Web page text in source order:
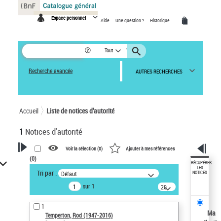
Espace personnel Aide Une question ? Historique
Tout
Recherche avancée AUTRES RECHERCHES
Accueil Liste de notices d’autorité
1 Notices d'autorité
VOTRE RECHERCHE
Recherche avancée dans les
notices d’autorité
Œuvres liées à l'auteur :
Temperton, Rod (1947-2016)
Voir la sélection (0) Ajouter à mes références
(0)
Tri par : Défaut
sur 1
20
résultats/page
1
Temperton, Rod (1947-2016)
RÉCUPÉRER
LES
NOTICES
Ma
Panneau de gestion des cookies